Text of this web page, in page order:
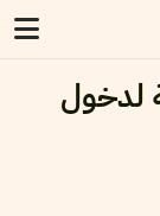
لدخول